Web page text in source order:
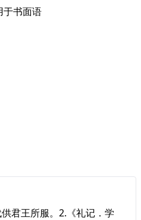
于书面语
君王所服。2.《礼记．学